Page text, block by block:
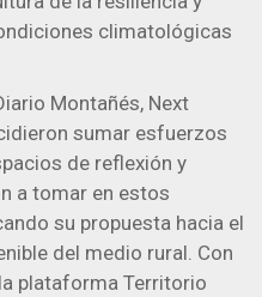
climatológicas
Montañés, Next
sumar esfuerzos
de reflexión y
a tomar en estos
su propuesta hacia el
del medio rural. Con
plataforma Territorio